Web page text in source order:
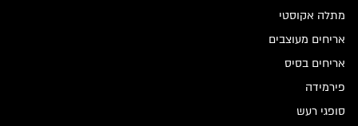
מתלה אקוסטי
אריחים מעוצבים
אריחים בסיס
פירמידה
סופגי רעש